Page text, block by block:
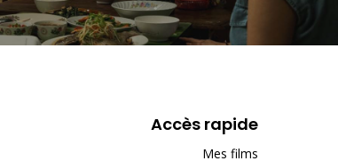
Accès rapide
Mes films